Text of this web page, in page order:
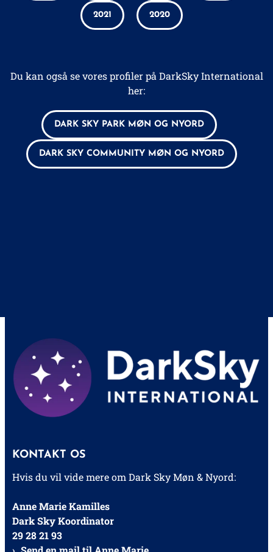
2021 2020
Du kan også se vores profiler på DarkSky International
her:
DARK SKY PARK MØN OG NYORD
DARK SKY COMMUNITY MØN OG NYORD
KONTAKT OS
Hvis du vil vide mere om Dark Sky Møn & Nyord:
Anne Marie Kamilles
Dark Sky Koordinator
29 28 21 93